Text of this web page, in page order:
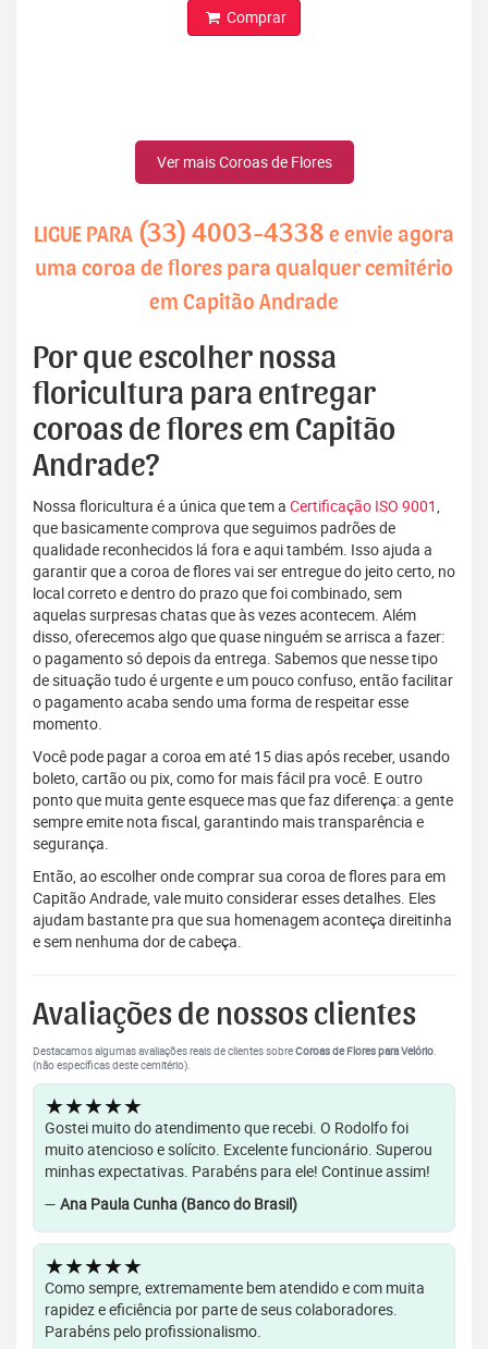
Comprar
Ver mais Coroas de Flores
LIGUE PARA (33) 4003-4338 e envie agora
uma coroa de flores para qualquer cemitério
em Capitão Andrade
Por que escolher nossa
floricultura para entregar
coroas de flores em Capitão
Andrade?
Nossa floricultura é a única que tem a Certificação ISO 9001,
que basicamente comprova que seguimos padrões de
qualidade reconhecidos lá fora e aqui também. Isso ajuda a
garantir que a coroa de flores vai ser entregue do jeito certo, no
local correto e dentro do prazo que foi combinado, sem
aquelas surpresas chatas que às vezes acontecem. Além
disso, oferecemos algo que quase ninguém se arrisca a fazer:
o pagamento só depois da entrega. Sabemos que nesse tipo
de situação tudo é urgente e um pouco confuso, então facilitar
o pagamento acaba sendo uma forma de respeitar esse
momento.
Você pode pagar a coroa em até 15 dias após receber, usando
boleto, cartão ou pix, como for mais fácil pra você. E outro
ponto que muita gente esquece mas que faz diferença: a gente
sempre emite nota fiscal, garantindo mais transparência e
segurança.
Então, ao escolher onde comprar sua coroa de flores para em
Capitão Andrade, vale muito considerar esses detalhes. Eles
ajudam bastante pra que sua homenagem aconteça direitinha
e sem nenhuma dor de cabeça.
Avaliações de nossos clientes
Destacamos algumas avaliações reais de clientes sobreCoroas de Flores para Velório.
(não específicas deste cemitério).
★★★★★
Gostei muito do atendimento que recebi. O Rodolfo foi
muito atencioso e solícito. Excelente funcionário. Superou
minhas expectativas. Parabéns para ele! Continue assim!
— Ana Paula Cunha (Banco do Brasil)
★★★★★
Como sempre, extremamente bem atendido e com muita
rapidez e eficiência por parte de seus colaboradores.
Parabéns pelo profissionalismo.